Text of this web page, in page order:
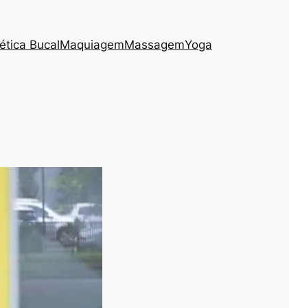
BucalMaquiagemMassagemYoga